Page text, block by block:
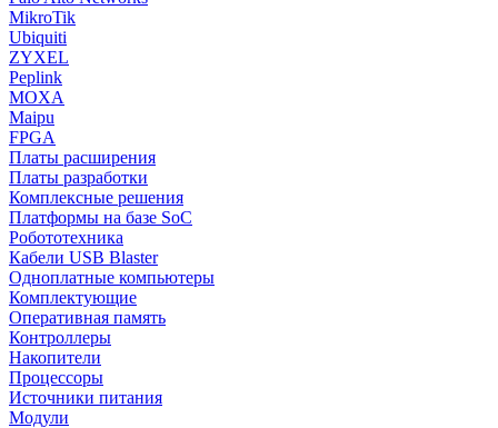
MikroTik
Ubiquiti
ZYXEL
Peplink
MOXA
Maipu
FPGA
Платы расширения
Платы разработки
Комплексные решения
Платформы на базе SoC
Робототехника
Кабели USB Blaster
Одноплатные компьютеры
Комплектующие
Оперативная память
Контроллеры
Накопители
Процессоры
Источники питания
Модули